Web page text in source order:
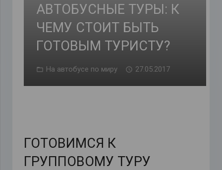
АВТОБУСНЫЕ ТУРЫ: К
ЧЕМУ СТОИТ БЫТЬ
ГОТОВЫМ ТУРИСТУ?
На автобусе по миру 27.05.2017
ГОТОВИМСЯ К
ГРУППОВОМУ ТУРУ